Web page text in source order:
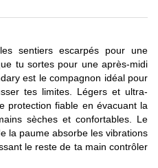
sentiers escarpés pour une
tu sortes pour une après-midi
est le compagnon idéal pour
tes limites. Légers et ultra-
protection fiable en évacuant la
sèches et confortables. Le
la paume absorbe les vibrations
le reste de ta main contrôler